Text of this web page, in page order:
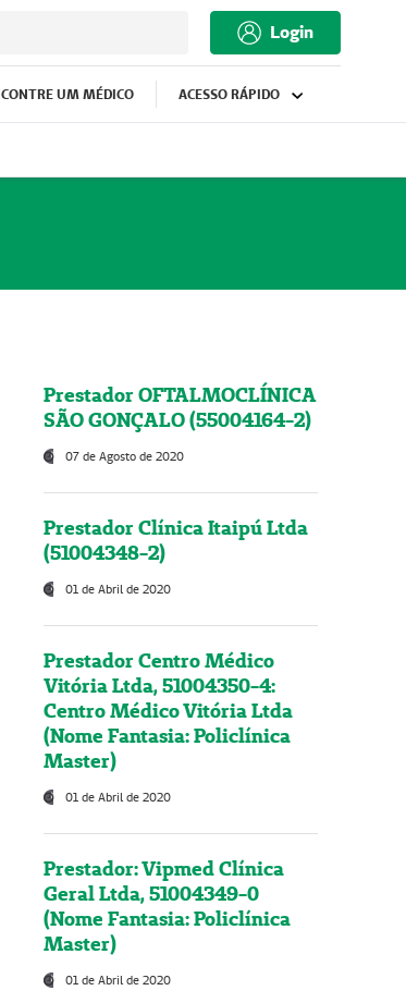
Login
UM MÉDICO ACESSO RÁPIDO
Prestador OFTALMOCLÍNICA
SÃO GONÇALO (55004164-2)
07 de Agosto de 2020
Prestador Clínica Itaipú Ltda
(51004348-2)
01 de Abril de 2020
Prestador Centro Médico
Vitória Ltda, 51004350-4:
Centro Médico Vitória Ltda
(Nome Fantasia: Policlínica
Master)
01 de Abril de 2020
Prestador: Vipmed Clínica
Geral Ltda, 51004349-0
(Nome Fantasia: Policlínica
Master)
01 de Abril de 2020